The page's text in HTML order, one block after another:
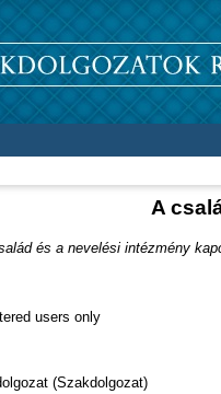
A
és a nevelési intézmény
users only
(Szakdolgozat)